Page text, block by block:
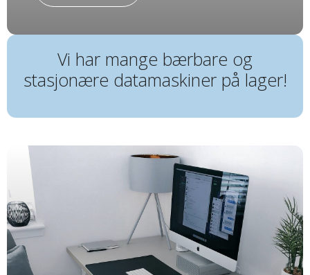
Vi har mange bærbare og
stasjonære datamaskiner på lager!